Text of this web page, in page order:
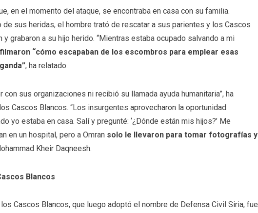
en el momento del ataque, se encontraba en casa con su familia.
de sus heridas, el hombre trató de rescatar a sus parientes y los Cascos
grabaron a su hijo herido. “Mientras estaba ocupado salvando a mi
filmaron “cómo escapaban de los escombros para emplear esas
, ha relatado.
con sus organizaciones ni recibió su llamada ayuda humanitaria”, ha
Cascos Blancos. “Los insurgentes aprovecharon la oportunidad
yo estaba en casa. Salí y pregunté: ‘¿Dónde están mis hijos?’ Me
en un hospital, pero a Omran solo le llevaron para tomar fotografías y
Kheir Daqneesh.
Blancos
Cascos Blancos, que luego adoptó el nombre de Defensa Civil Siria, fue